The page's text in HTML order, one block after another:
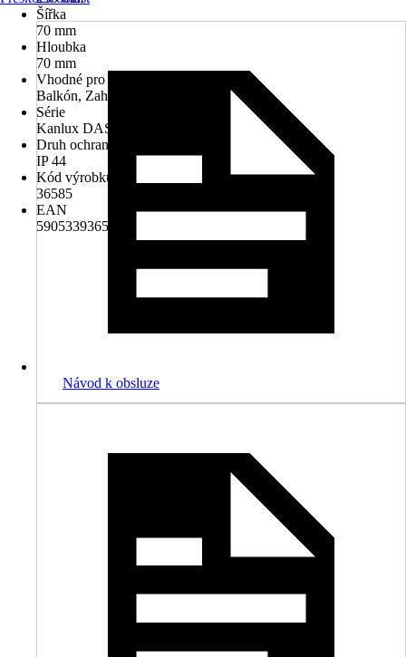
Šířka
70 mm
Hloubka
70 mm
Vhodné pro prostory
Balkón, Zahrada, Terasa
Série
Kanlux DASTO
Druh ochrany
IP 44
Kód výrobku
36585
EAN
5905339365859
Návod k obsluze